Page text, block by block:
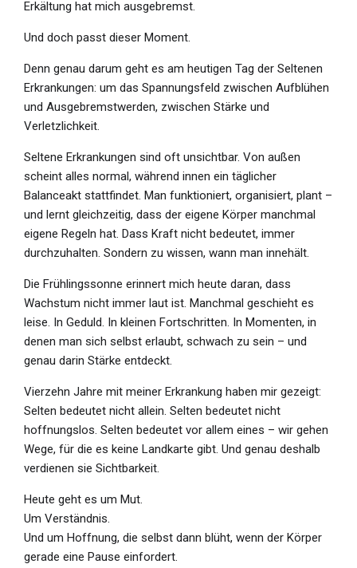
Erkältung hat mich ausgebremst.
Und doch passt dieser Moment.
Denn genau darum geht es am heutigen Tag der Seltenen
Erkrankungen: um das Spannungsfeld zwischen Aufblühen
und Ausgebremstwerden, zwischen Stärke und
Verletzlichkeit.
Seltene Erkrankungen sind oft unsichtbar. Von außen
scheint alles normal, während innen ein täglicher
Balanceakt stattfindet. Man funktioniert, organisiert, plant –
und lernt gleichzeitig, dass der eigene Körper manchmal
eigene Regeln hat. Dass Kraft nicht bedeutet, immer
durchzuhalten. Sondern zu wissen, wann man innehält.
Die Frühlingssonne erinnert mich heute daran, dass
Wachstum nicht immer laut ist. Manchmal geschieht es
leise. In Geduld. In kleinen Fortschritten. In Momenten, in
denen man sich selbst erlaubt, schwach zu sein – und
genau darin Stärke entdeckt.
Vierzehn Jahre mit meiner Erkrankung haben mir gezeigt:
Selten bedeutet nicht allein. Selten bedeutet nicht
hoffnungslos. Selten bedeutet vor allem eines – wir gehen
Wege, für die es keine Landkarte gibt. Und genau deshalb
verdienen sie Sichtbarkeit.
Heute geht es um Mut.
Um Verständnis.
Und um Hoffnung, die selbst dann blüht, wenn der Körper
gerade eine Pause einfordert.